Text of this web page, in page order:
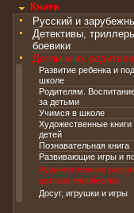
Книги
Русский и
Детективы,
боевики
Детям и их
Развитие ребенка и
школе
Родителям.
за детьми
Учимся в школе
Художественные книги
детей
Познавательная книга
Развивающие игры и
Художественное
детское творчество
Досуг, игрушки и игры